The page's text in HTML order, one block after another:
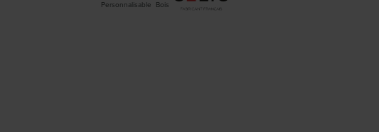
Personnalisable Bois